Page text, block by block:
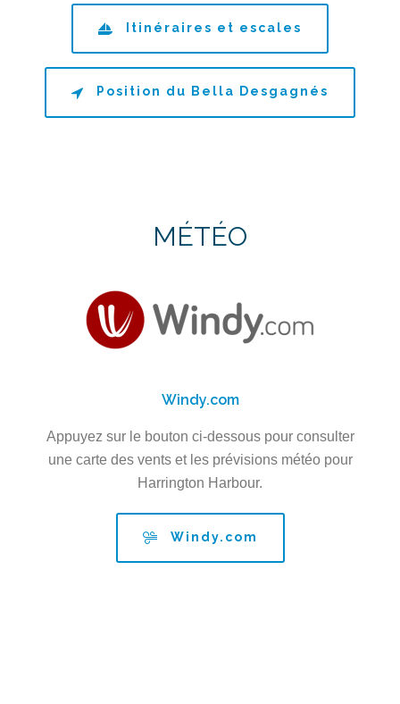
Itinéraires et escales
Position du Bella Desgagnés
MÉTÉO
Windy.com
Appuyez sur le bouton ci-dessous pour consulter
une carte des vents et les prévisions météo pour
Harrington Harbour.
Windy.com